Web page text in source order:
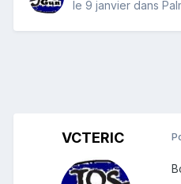
le 9 janvier dans
VCTERIC